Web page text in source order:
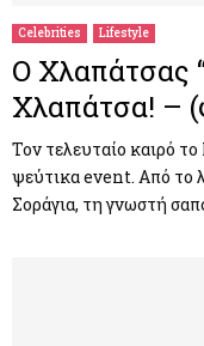
Celebrities Lifestyle
Ο Χλαπάτσας
Χλαπάτσα! –
Τον τελευταίο καιρό
ψεύτικα event. Από το
Σοράγια, τη γνωστή